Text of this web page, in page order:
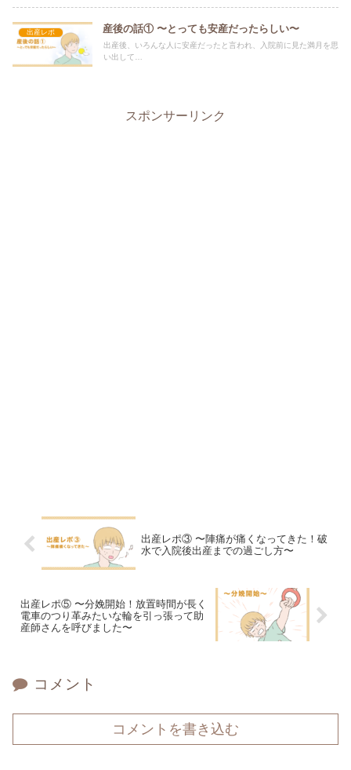
出産レポ 産後の話① 〜とっても安産だったらしい〜
出産後、いろんな人に安産だったと言われ、入院前に見た満月を思
い出して…
スポンサーリンク
出産レポ③ 〜陣痛が痛くなってきた！破
水で入院後出産までの過ごし方〜
出産レポ⑤ 〜分娩開始！放置時間が長く
電車のつり革みたいな輪を引っ張って助
産師さんを呼びました〜
コメント
コメントを書き込む